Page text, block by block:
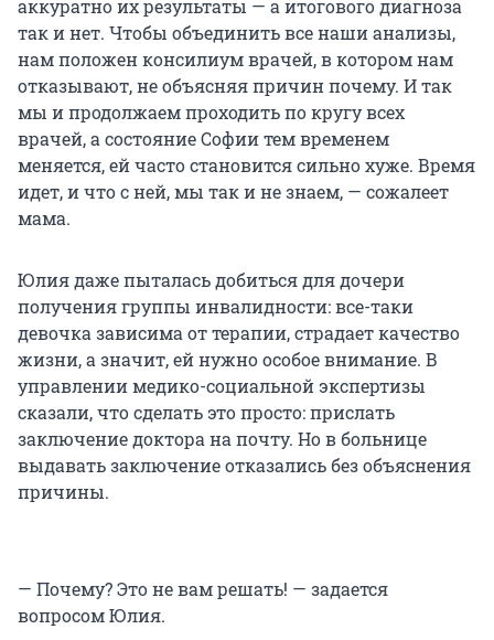
аккуратно их результаты — а итогового диагноза
так и нет. Чтобы объединить все наши анализы,
нам положен консилиум врачей, в котором нам
отказывают, не объясняя причин почему. И так
мы и продолжаем проходить по кругу всех
врачей, а состояние Софии тем временем
меняется, ей часто становится сильно хуже. Время
идет, и что с ней, мы так и не знаем, — сожалеет
мама.
Юлия даже пыталась добиться для дочери
получения группы инвалидности: все-таки
девочка зависима от терапии, страдает качество
жизни, а значит, ей нужно особое внимание. В
управлении медико-социальной экспертизы
сказали, что сделать это просто: прислать
заключение доктора на почту. Но в больнице
выдавать заключение отказались без объяснения
причины.
— Почему? Это не вам решать! — задается
вопросом Юлия.